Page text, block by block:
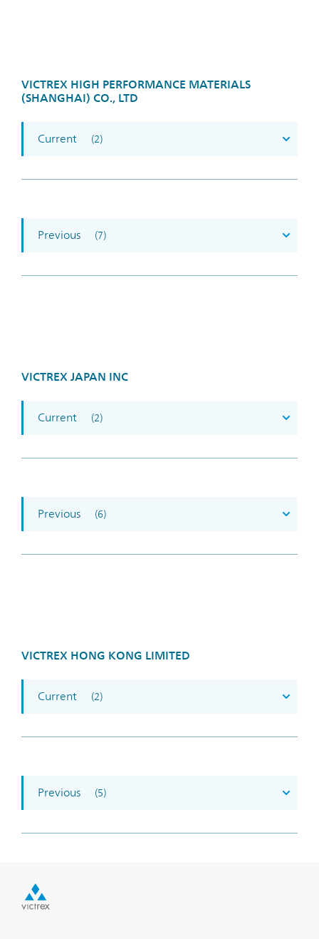
VICTREX HIGH PERFORMANCE MATERIALS
(SHANGHAI) CO., LTD
Current (2)
Previous (7)
VICTREX JAPAN INC
Current (2)
Previous (6)
VICTREX HONG KONG LIMITED
Current (2)
Previous (5)